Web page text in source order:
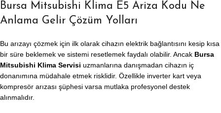
Bursa Mitsubishi Klima E5 Ariza Kodu Ne
Anlama Gelir Çözüm Yolları
Bu arızayı çözmek için ilk olarak cihazın elektrik bağlantısını kesip kısa
bir süre beklemek ve sistemi resetlemek faydalı olabilir. Ancak Bursa
Mitsubishi Klima Servisi uzmanlarına danışmadan cihazın iç
donanımına müdahale etmek risklidir. Özellikle inverter kart veya
kompresör arızası şüphesi varsa mutlaka profesyonel destek
alınmalıdır.